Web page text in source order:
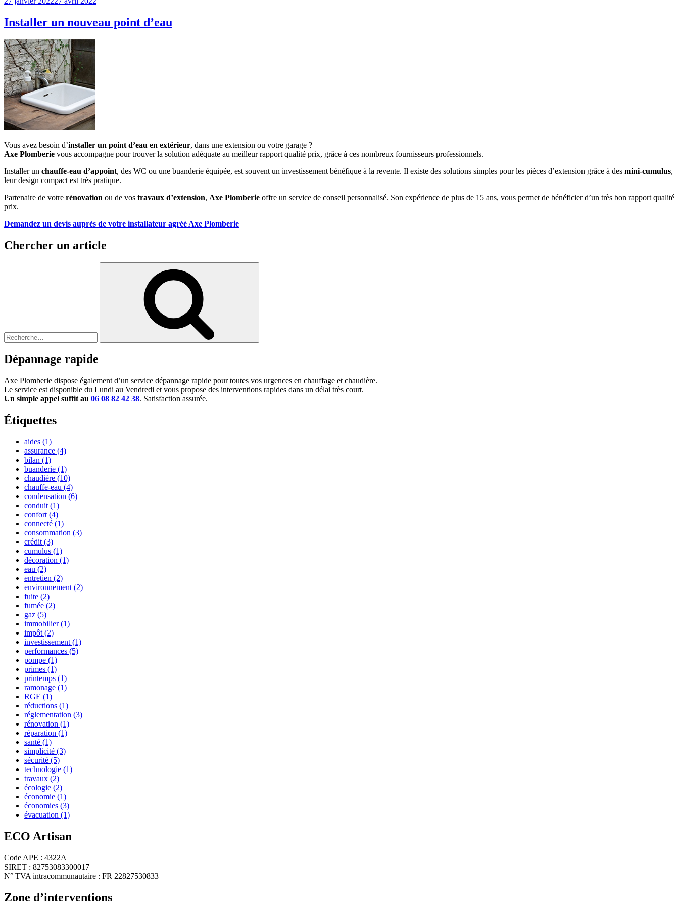
Installer un nouveau point d’eau
Vous avez besoin d’installer un point d’eau en extérieur, dans une extension ou votre garage ?
Axe Plomberie vous accompagne pour trouver la solution adéquate au meilleur rapport qualité prix, grâce à ces nombreux fournisseurs professionnels.
Installer un chauffe-eau d’appoint, des WC ou une buanderie équipée, est souvent un investissement bénéfique à la revente. Il existe des solutions simples pour les pièces d’extension grâce à des mini-cumulus,
leur design compact est très pratique.
Partenaire de votre rénovation ou de vos travaux d’extension, Axe Plomberie offre un service de conseil personnalisé. Son expérience de plus de 15 ans, vous permet de bénéficier d’un très bon rapport qualité
prix.
Demandez un devis auprès de votre installateur agréé Axe Plomberie
Chercher un article
Dépannage rapide
Axe Plomberie dispose également d’un service dépannage rapide pour toutes vos urgences en chauffage et chaudière.
Le service est disponible du Lundi au Vendredi et vous propose des interventions rapides dans un délai très court.
Un simple appel suffit au 06 08 82 42 38. Satisfaction assurée.
Étiquettes
aides (1)
assurance (4)
bilan (1)
buanderie (1)
chaudière (10)
chauffe-eau (4)
condensation (6)
conduit (1)
confort (4)
connecté (1)
consommation (3)
crédit (3)
cumulus (1)
décoration (1)
eau (2)
entretien (2)
environnement (2)
fuite (2)
fumée (2)
gaz (5)
immobilier(1)
impôt (2)
investissement (1)
performances (5)
pompe (1)
primes (1)
printemps (1)
ramonage (1)
RGE (1)
réductions (1)
réglementation (3)
rénovation (1)
réparation (1)
santé (1)
simplicité (3)
sécurité (5)
technologie (1)
travaux (2)
écologie (2)
économie (1)
économies (3)
évacuation (1)
ECO Artisan
Code APE : 4322A
SIRET : 82753083300017
N° TVA intracommunautaire : FR 22827530833
Zone d’interventions